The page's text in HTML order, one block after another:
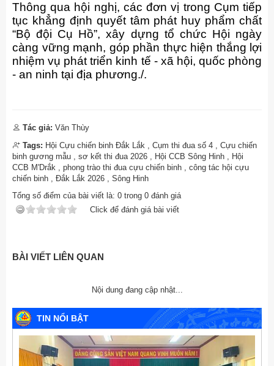
Thông qua hội nghị, các đơn vị trong Cụm tiếp
tục khẳng định quyết tâm phát huy phẩm chất
“Bộ đội Cụ Hồ”, xây dựng tổ chức Hội ngày
càng vững mạnh, góp phần thực hiện thắng lợi
nhiệm vụ phát triển kinh tế - xã hội, quốc phòng
- an ninh tại địa phương./.
Tác giả: Văn Thùy
Tags: Hội Cựu chiến binh Đắk Lắk , Cụm thi đua số 4 , Cựu chiến
binh gương mẫu , sơ kết thi đua 2026 , Hội CCB Sông Hinh , Hội
CCB M'Drắk , phong trào thi đua cựu chiến binh , công tác hội cựu
chiến binh , Đắk Lắk 2026 , Sông Hinh
Tổng số điểm của bài viết là: 0 trong 0 đánh giá
Click để đánh giá bài viết
BÀI VIẾT LIÊN QUAN
Nội dung đang cập nhật...
TIN NỔI BẬT